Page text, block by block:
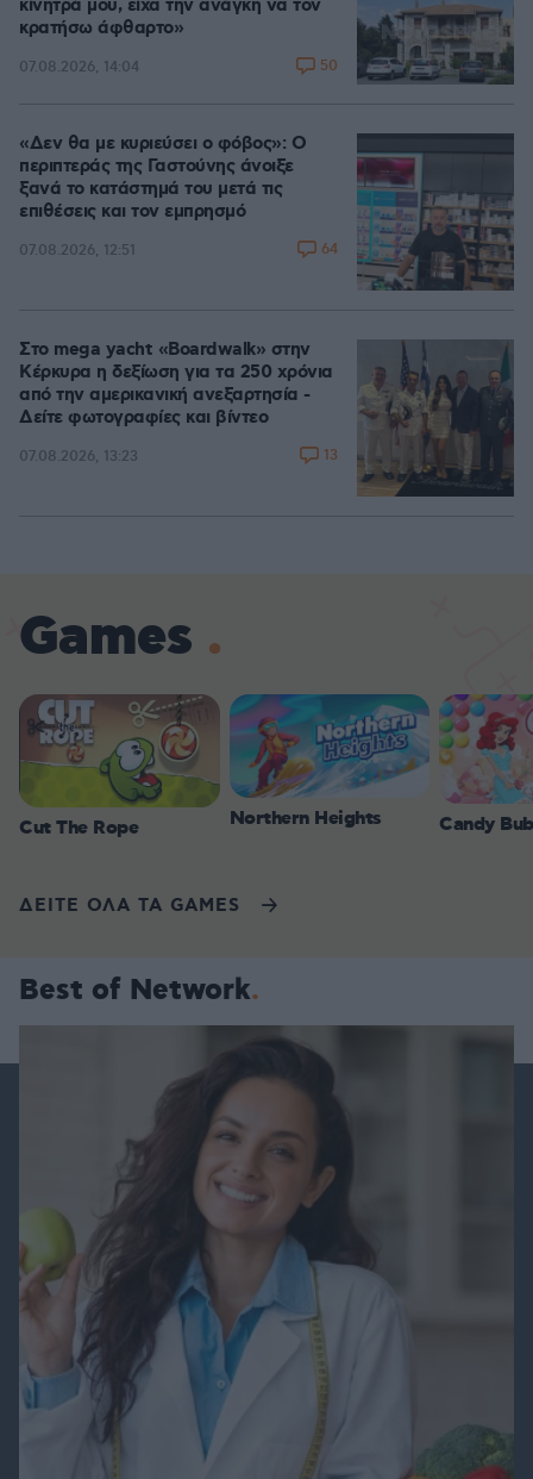
κίνητρά μου, είχα την ανάγκη να τον
κρατήσω άφθαρτο»
07.08.2026, 14:04 50
«Δεν θα με κυριεύσει ο φόβος»: Ο
περιπτεράς της Γαστούνης άνοιξε
ξανά το κατάστημά του μετά τις
επιθέσεις και τον εμπρησμό
07.08.2026, 12:51 64
Στο mega yacht «Boardwalk» στην
Κέρκυρα η δεξίωση για τα 250 χρόνια
από την αμερικανική ανεξαρτησία -
Δείτε φωτογραφίες και βίντεο
07.08.2026, 13:23 13
Games
Cut The Rope Northern Heights Candy
ΔΕΙΤΕ ΟΛΑ ΤΑ GAMES
Best of Network